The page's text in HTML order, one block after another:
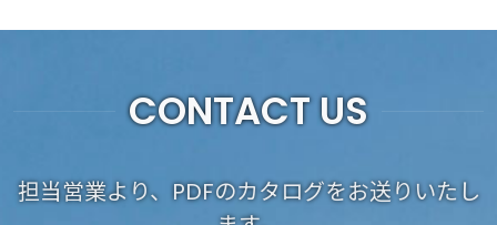
CONTACT US
担当営業より、PDFのカタログをお送りいたし